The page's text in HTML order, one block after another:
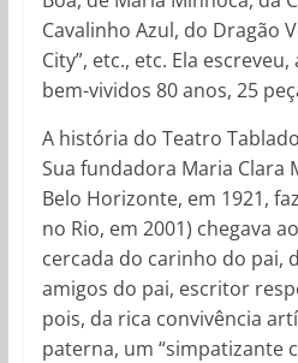
Cavalinho Azul, do Dragão
City”, etc., etc. Ela
bem-vividos 80 anos, 25
A história do Teatro
Sua fundadora Maria Clara
Belo Horizonte, em 1921,
no Rio, em 2001) chegava
cercada do carinho do pai,
amigos do pai, escritor
pois, da rica convivência
paterna, um “simpatizante